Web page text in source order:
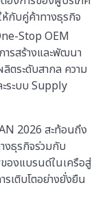
กับคู่ค้าทางธุรกิจ
Stop OEM
รสร้างและพัฒนา
ตระดับสากล ความ
ระบบ Supply
2026 สะท้อนถึง
งธุรกิจร่วมกับ
องแบรนด์ในเครือสู่
เติบโตอย่างยั่งยืน